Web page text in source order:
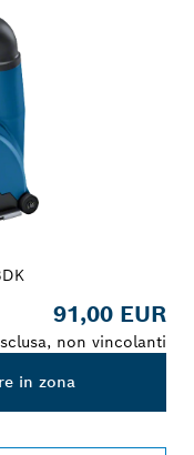
91,00 EUR
non vincolanti
in zona